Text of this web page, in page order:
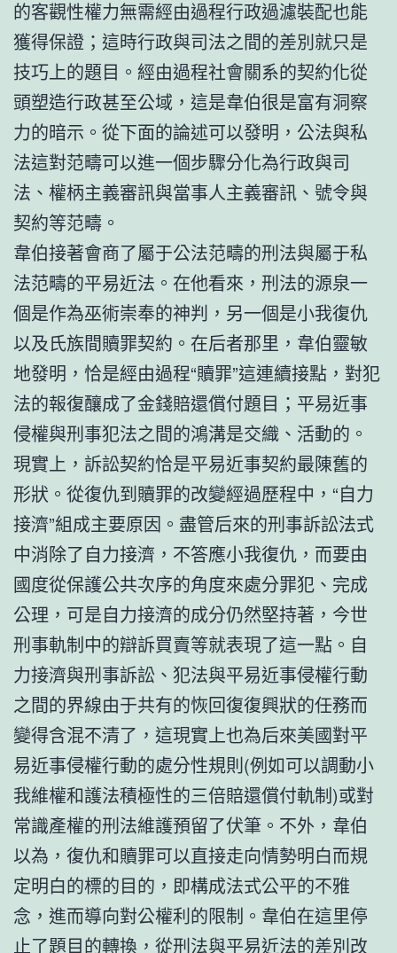
的客觀性權力無需經由過程行政過濾裝配也能
獲得保證；這時行政與司法之間的差別就只是
技巧上的題目。經由過程社會關系的契約化從
頭塑造行政甚至公域，這是韋伯很是富有洞察
力的暗示。從下面的論述可以發明，公法與私
法這對范疇可以進一個步驟分化為行政與司
法、權柄主義審訊與當事人主義審訊、號令與
契約等范疇。
韋伯接著會商了屬于公法范疇的刑法與屬于私
法范疇的平易近法。在他看來，刑法的源泉一
個是作為巫術崇奉的神判，另一個是小我復仇
以及氏族間贖罪契約。在后者那里，韋伯靈敏
地發明，恰是經由過程“贖罪”這連續接點，對犯
法的報復釀成了金錢賠還償付題目；平易近事
侵權與刑事犯法之間的鴻溝是交織、活動的。
現實上，訴訟契約恰是平易近事契約最陳舊的
形狀。從復仇到贖罪的改變經過歷程中，“自力
接濟”組成主要原因。盡管后來的刑事訴訟法式
中消除了自力接濟，不答應小我復仇，而要由
國度從保護公共次序的角度來處分罪犯、完成
公理，可是自力接濟的成分仍然堅持著，今世
刑事軌制中的辯訴買賣等就表現了這一點。自
力接濟與刑事訴訟、犯法與平易近事侵權行動
之間的界線由于共有的恢回復復興狀的任務而
變得含混不清了，這現實上也為后來美國對平
易近事侵權行動的處分性規則(例如可以調動小
我維權和護法積極性的三倍賠還償付軌制)或對
常識產權的刑法維護預留了伏筆。不外，韋伯
以為，復仇和贖罪可以直接走向情勢明白而規
定明白的標的目的，即構成法式公平的不雅
念，進而導向對公權利的限制。韋伯在這里停
止了題目的轉換，從刑法與平易近法的差別改